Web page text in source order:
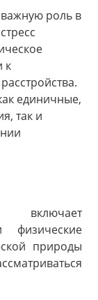
роль в
к
единичные,
так и
включает
физические
природы